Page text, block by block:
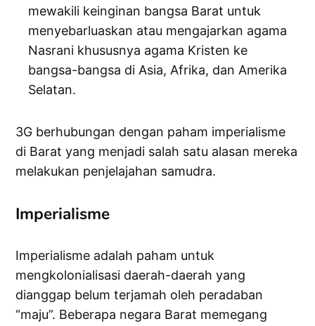
mewakili keinginan bangsa Barat untuk
menyebarluaskan atau mengajarkan agama
Nasrani khususnya agama Kristen ke
bangsa-bangsa di Asia, Afrika, dan Amerika
Selatan.
3G berhubungan dengan paham imperialisme
di Barat yang menjadi salah satu alasan mereka
melakukan penjelajahan samudra.
Imperialisme
Imperialisme adalah paham untuk
mengkolonialisasi daerah-daerah yang
dianggap belum terjamah oleh peradaban
“maju”. Beberapa negara Barat memegang